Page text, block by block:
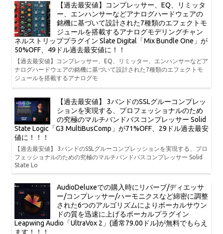
【過去最安値】コンプレッサー、EQ、リミッタ
ー、エンハンサーなどアナログハードウェアの
銘機に基づいて設計された7種類のエフェクトモ
ジュールを搭載するアナログモデリングチャン
ネルストリッププラグイン Slate Digital「Mix Bundle One」が
50%OFF、49ドル過去最安値に！！
【過去最安値】コンプレッサー、EQ、リミッター、エンハンサーなどア
ナログハードウェアの銘機に基づいて設計された7種類のエフェクトモ
ジュールを搭載するアナログモ
【過去最安値】 3バンドのSSLグルーコンプレッ
ションを実現する、プロフェッショナルのため
の究極のマルチバンドバスコンプレッサー Solid
State Logic「G3 MultiBusComp」が71%OFF、29ドル過去最安
値に！！！
【過去最安値】 3バンドのSSLグルーコンプレッションを実現する、プロ
フェッショナルのための究極のマルチバンドバスコンプレッサー Solid
State Lo
AudioDeluxeでの購入時にリバーブ/ディエッサ
ー/コンプレッサー/ハーモニクスなど綿密に調整
された6つのアルゴリズムによりボーカルサウン
ドの質を迅速に上げるボーカルプラグイン
Leapwing Audio「UltraVox 2」(通常79.00ドル)が無料でもらえ
ます！！！